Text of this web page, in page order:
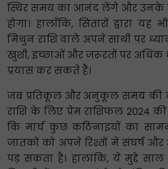
स्थिर समय का आनंद लेंगे और उनके
होगा। हालाँकि, सितारों द्वारा
मिथुन राशि वाले अपने साथी पर
खुशी, इच्छाओं और जरूरतों पर अधिक
प्रयास कर सकते हैं।
जब प्रतिकूल और अनुकूल समय की
राशि के लिए प्रेम राशिफल 2024
कि मार्च कुछ कठिनाइयों का
जातकों को अपने रिश्तों में संघर्ष
पड़ सकता है। हालांकि, ये मुद्दे